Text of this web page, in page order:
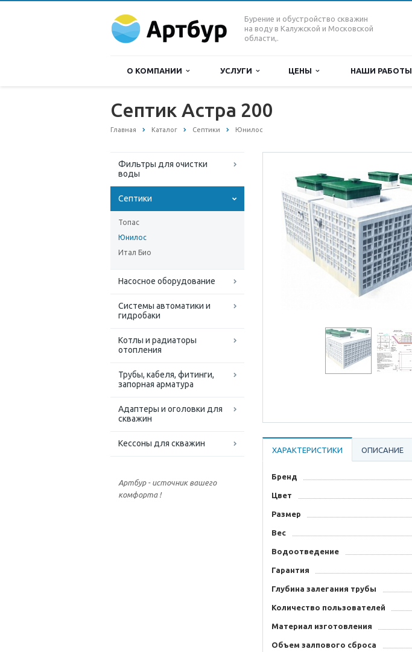
Бурение и обустройство скважин
на воду в Калужской и Московской
области,.
О КОМПАНИИ УСЛУГИ ЦЕНЫ НАШИ РАБОТЫ
Септик Астра 200
Главная Каталог Септики Юнилос
Фильтры для очистки
воды
Септики
Топас
Юнилос
Итал Био
Насосное оборудование
Системы автоматики и
гидробаки
Котлы и радиаторы
отопления
Трубы, кабеля, фитинги,
запорная арматура
Адаптеры и оголовки для
скважин
Кессоны для скважин
Артбур - источник вашего
комфорта !
ХАРАКТЕРИСТИКИ ОПИСАНИЕ
Бренд
Цвет
Размер
Вес
Водоотведение
Гарантия
Глубина залегания трубы
Количество пользователей
Материал изготовления
Объем залпового сброса